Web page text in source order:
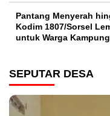
Pantang Menyerah
Kodim 1807/Sorsel
untuk Warga
SEPUTAR DESA